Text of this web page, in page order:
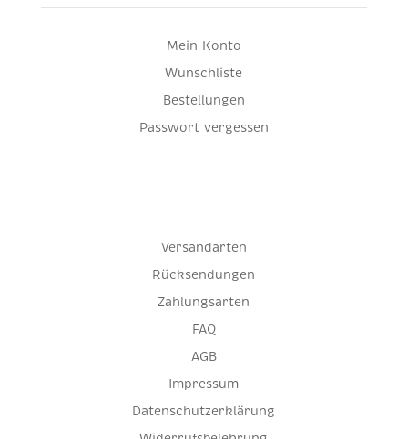
Mein Konto
Wunschliste
Bestellungen
Passwort vergessen
Versandarten
Rücksendungen
Zahlungsarten
FAQ
AGB
Impressum
Datenschutzerklärung